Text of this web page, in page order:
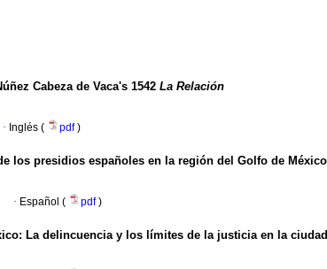
Cabeza de Vaca's 1542 La Relación
· Inglés ( pdf)
los presidios españoles en la región del Golfo de
· Español ( pdf)
: La delincuencia y los límites de la justicia en la